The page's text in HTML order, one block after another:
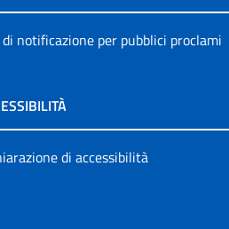
notificazione per pubblici proclami
di accessibilità